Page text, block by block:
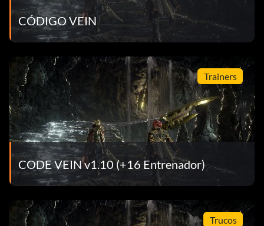
CÓDIGO VEIN
Trainers
CODE VEIN v1.10 (+16 Entrenador)
Trucos